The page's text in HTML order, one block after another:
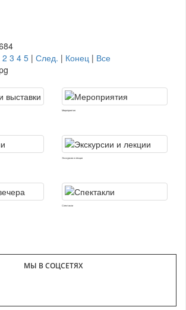
2 3 4 5 | След. | Конец | Все
Мероприятия
Экскурсии и лекции
Спектакли
МЫ В СОЦСЕТЯХ